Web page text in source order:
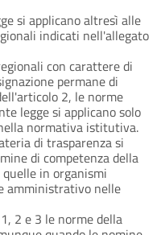
si applicano altresì alle
indicati nell'allegato
con carattere di
permane di
2, le norme
legge si applicano solo
normativa istitutiva.
di trasparenza si
di competenza della
in organismi
amministrativo nelle
2 e 3 le norme della